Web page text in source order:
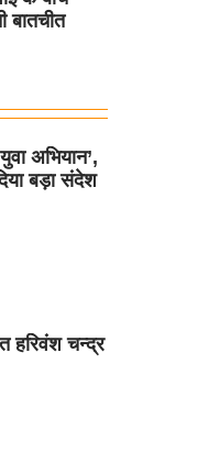
अभियान’,
बड़ा संदेश
हरिवंश चन्द्र